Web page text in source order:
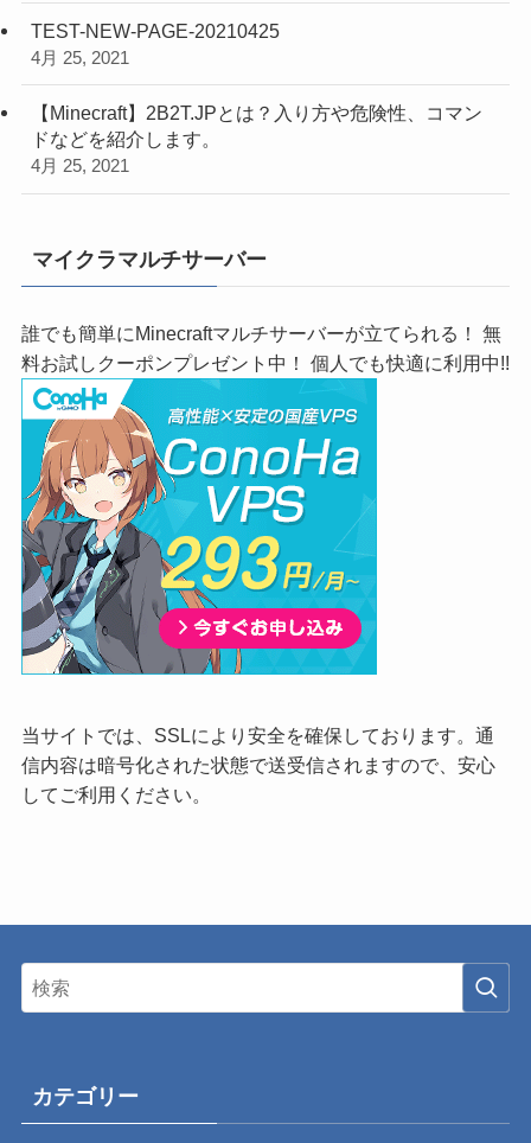
TEST-NEW-PAGE-20210425
4月 25, 2021
【Minecraft】2B2T.JPとは？入り方や危険性、コマン
ドなどを紹介します。
4月 25, 2021
マイクラマルチサーバー
誰でも簡単にMinecraftマルチサーバーが立てられる！ 無
料お試しクーポンプレゼント中！ 個人でも快適に利用中!!
当サイトでは、SSLにより安全を確保しております。通
信内容は暗号化された状態で送受信されますので、安心
してご利用ください。
カテゴリー